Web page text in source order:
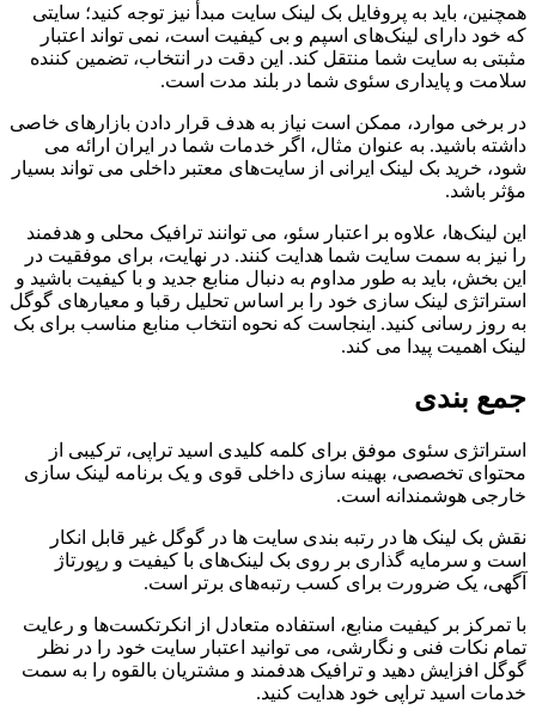
همچنین، باید به پروفایل بک لینک سایت مبدأ نیز توجه کنید؛ سایتی
که خود دارای لینک‌های اسپم و بی کیفیت است، نمی تواند اعتبار
مثبتی به سایت شما منتقل کند. این دقت در انتخاب، تضمین کننده
سلامت و پایداری سئوی شما در بلند مدت است.
در برخی موارد، ممکن است نیاز به هدف قرار دادن بازارهای خاصی
داشته باشید. به عنوان مثال، اگر خدمات شما در ایران ارائه می
شود، خرید بک لینک ایرانی از سایت‌های معتبر داخلی می تواند بسیار
مؤثر باشد.
این لینک‌ها، علاوه بر اعتبار سئو، می توانند ترافیک محلی و هدفمند
را نیز به سمت سایت شما هدایت کنند. در نهایت، برای موفقیت در
این بخش، باید به طور مداوم به دنبال منابع جدید و با کیفیت باشید و
استراتژی لینک سازی خود را بر اساس تحلیل رقبا و معیارهای گوگل
به روز رسانی کنید. اینجاست که نحوه انتخاب منابع مناسب برای بک
لینک اهمیت پیدا می کند.
جمع بندی
استراتژی سئوی موفق برای کلمه کلیدی اسید تراپی، ترکیبی از
محتوای تخصصی، بهینه سازی داخلی قوی و یک برنامه لینک سازی
خارجی هوشمندانه است.
نقش بک لینک ها در رتبه بندی سایت ها در گوگل غیر قابل انکار
است و سرمایه گذاری بر روی بک لینک‌های با کیفیت و رپورتاژ
آگهی، یک ضرورت برای کسب رتبه‌های برتر است.
با تمرکز بر کیفیت منابع، استفاده متعادل از انکرتکست‌ها و رعایت
تمام نکات فنی و نگارشی، می توانید اعتبار سایت خود را در نظر
گوگل افزایش دهید و ترافیک هدفمند و مشتریان بالقوه را به سمت
خدمات اسید تراپی خود هدایت کنید.